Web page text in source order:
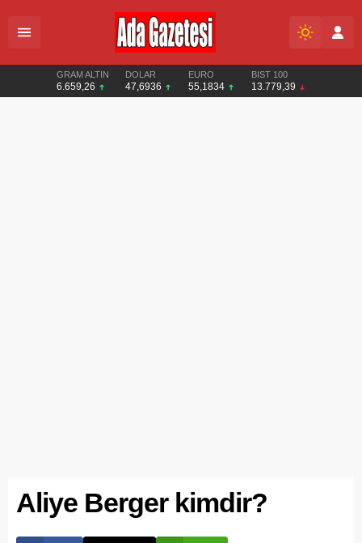
GRAM ALTIN
6.659,26
DOLAR
47,6936
EURO
55,1834
BIST 100
13.779,39
Aliye Berger kimdir?